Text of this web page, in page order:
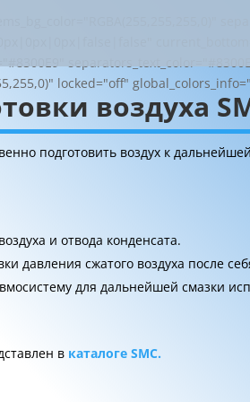
locked="off"
воздуха
подготовить воздух к
и отвода конденсата.
давления сжатого воздуха после
для дальнейшей смазки
в каталоге SMC.